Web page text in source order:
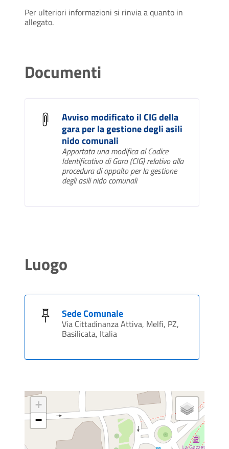
Per ulteriori informazioni si rinvia a quanto in
allegato.
Documenti
Avviso modificato il CIG della
gara per la gestione degli asili
nido comunali
Apportata una modifica al Codice
Identificativo di Gara (CIG) relativo alla
procedura di appalto per la gestione
degli asili nido comunali
Luogo
Sede Comunale
Via Cittadinanza Attiva, Melfi, PZ,
Basilicata, Italia
+
−